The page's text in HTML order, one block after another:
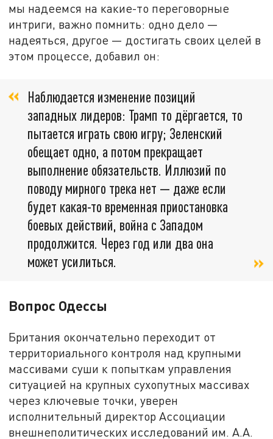
мы надеемся на какие-то переговорные
интриги, важно помнить: одно дело —
надеяться, другое — достигать своих целей в
этом процессе, добавил он:
Наблюдается изменение позиций
западных лидеров: Трамп то дёргается, то
пытается играть свою игру; Зеленский
обещает одно, а потом прекращает
выполнение обязательств. Иллюзий по
поводу мирного трека нет — даже если
будет какая-то временная приостановка
боевых действий, война с Западом
продолжится. Через год или два она
может усилиться.
Вопрос Одессы
Британия окончательно переходит от
территориального контроля над крупными
массивами суши к попыткам управления
ситуацией на крупных сухопутных массивах
через ключевые точки, уверен
исполнительный директор Ассоциации
внешнеполитических исследований им. А.А.